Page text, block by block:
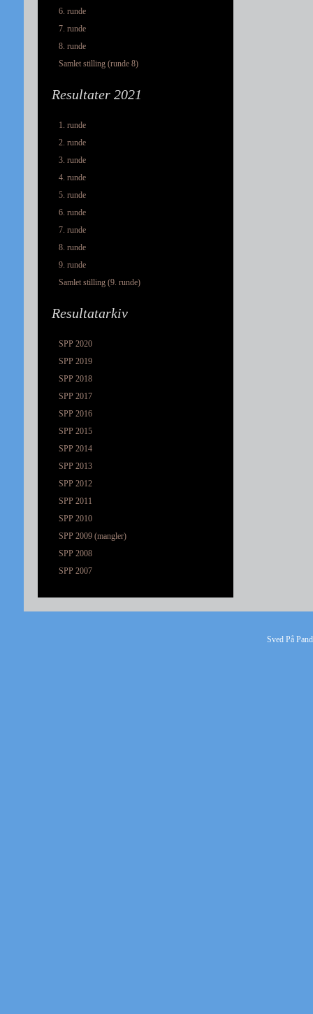
6. runde
7. runde
8. runde
Samlet stilling (runde 8)
Resultater 2021
1. runde
2. runde
3. runde
4. runde
5. runde
6. runde
7. runde
8. runde
9. runde
Samlet stilling (9. runde)
Resultatarkiv
SPP 2020
SPP 2019
SPP 2018
SPP 2017
SPP 2016
SPP 2015
SPP 2014
SPP 2013
SPP 2012
SPP 2011
SPP 2010
SPP 2009 (mangler)
SPP 2008
SPP 2007
Sved På